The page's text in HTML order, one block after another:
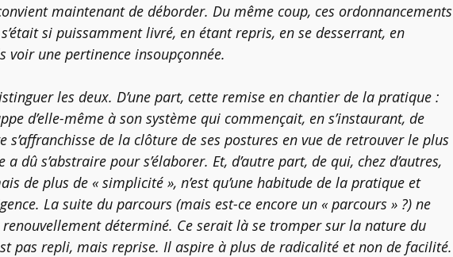
maintenant de déborder. Du même coup, ces ordonnancements
si puissamment livré, en étant repris, en se desserrant, en
voir une pertinence insoupçonnée.
les deux. D’une part, cette remise en chantier de la pratique :
d’elle-même à son système qui commençait, en s’instaurant, de
s’affranchisse de la clôture de ses postures en vue de retrouver le plus
dû s’abstraire pour s’élaborer. Et, d’autre part, de qui, chez d’autres,
de plus de « simplicité », n’est qu’une habitude de la pratique et
La suite du parcours (mais est-ce encore un « parcours » ?) ne
déterminé. Ce serait là se tromper sur la nature du
pas repli, mais reprise. Il aspire à plus de radicalité et non de facilité.